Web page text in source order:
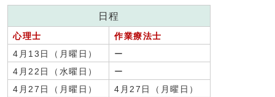
日程
心理士
作業療法士
4月13日（月曜日）
ー
4月22日（水曜日）
ー
4月27日（月曜日）
4月27日（月曜日）